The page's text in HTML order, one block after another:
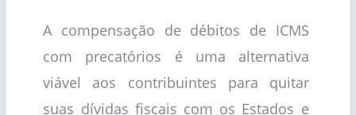
A compensação de débitos de ICMS
com precatórios é uma alternativa
viável aos contribuintes para quitar
suas dívidas fiscais com os Estados e